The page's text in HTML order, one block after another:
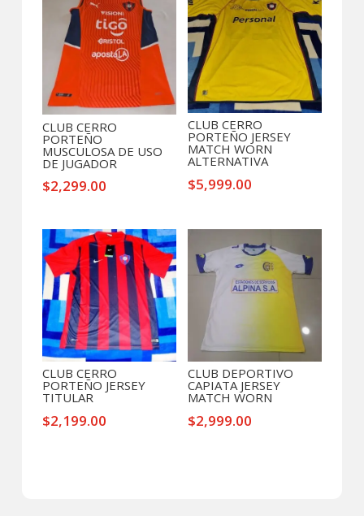
CLUB CERRO
PORTEÑO
MUSCULOSA DE USO
DE JUGADOR
$2,299.00
CLUB CERRO
PORTEÑO JERSEY
MATCH WORN
ALTERNATIVA
$5,999.00
CLUB CERRO
PORTEÑO JERSEY
TITULAR
$2,199.00
CLUB DEPORTIVO
CAPIATA JERSEY
MATCH WORN
$2,999.00